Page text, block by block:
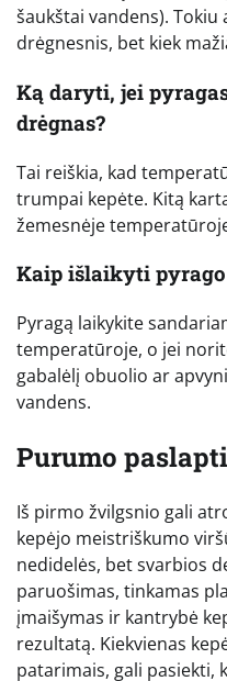
šaukštai vandens). Tokiu
drėgnesnis, bet kiek
Ką daryti, jei
drėgnas?
Tai reiškia, kad
trumpai kepėte. Kitą
žemesnėje
Kaip išlaikyti
Pyragą laikykite
temperatūroje, o jei
gabalėlį obuolio ar
vandens.
Purumo
Iš pirmo žvilgsnio gali
kepėjo meistriškumo
nedidelės, bet svarbios
paruošimas, tinkamas
įmaišymas ir kantrybė
rezultatą. Kiekvienas
patarimais, gali pasiekti,